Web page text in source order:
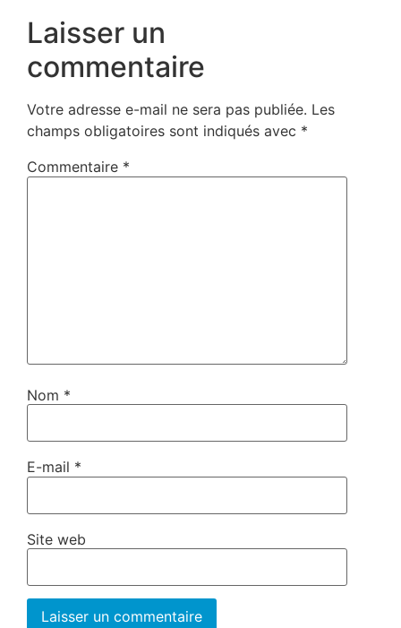
Laisser un
commentaire
Votre adresse e-mail ne sera pas publiée. Les
champs obligatoires sont indiqués avec *
Commentaire *
Nom *
E-mail *
Site web